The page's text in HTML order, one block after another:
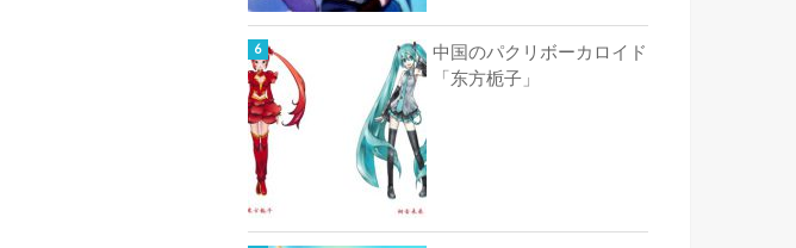
中国のパクリボーカロイド
「东方栀子」